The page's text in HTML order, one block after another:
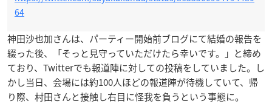
64
神田沙也加さんは、パーティー開始前ブログにて結婚の報告を
綴った後、「そっと見守っていただけたら幸いです。」と締め
ており、Twitterでも報道陣に対しての投稿をしていました。し
かし当日、会場には約100人ほどの報道陣が待機していて、帰
り際、村田さんと接触し右目に怪我を負うという事態に。